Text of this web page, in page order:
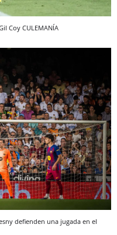
Coy CULEMANÍA
defienden una jugada en el